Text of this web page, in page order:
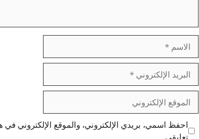
الاسم
البريد
الإلكتروني
الموقع
الإلكتروني
احفظ اسمي، بريدي الإلكتروني، والموقع الإلكتروني في